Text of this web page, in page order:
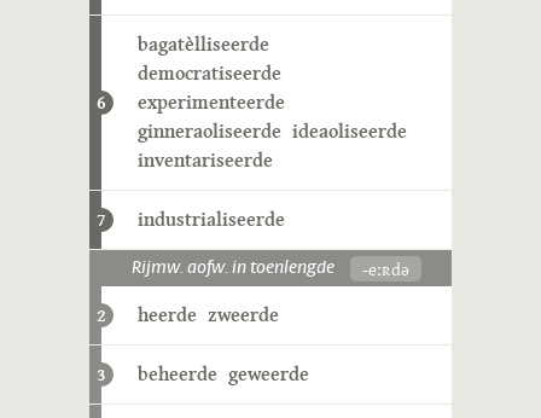
6
bagatèlliseerde
democratiseerde
experimenteerde
ginneraoliseerde ideaoliseerde
inventariseerde
7 industrialiseerde
Rijmw. aofw. in toenlengde -eːʀdə
2 heerde zweerde
3 beheerde geweerde